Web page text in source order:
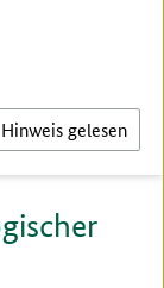
Hinweis gelesen